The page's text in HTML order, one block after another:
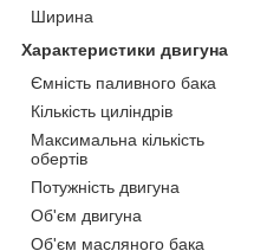
Ширина
Характеристики двигуна
Ємність паливного бака
Кількість циліндрів
Максимальна кількість
обертів
Потужність двигуна
Об'єм двигуна
Об'єм масляного бака